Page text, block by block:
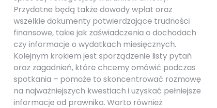
Przydatne będą także dowody wpłat oraz
wszelkie dokumenty potwierdzające trudności
finansowe, takie jak zaświadczenia o dochodach
czy informacje o wydatkach miesięcznych.
Kolejnym krokiem jest sporządzenie listy pytań
oraz zagadnień, które chcemy omówić podczas
spotkania – pomoże to skoncentrować rozmowę
na najważniejszych kwestiach i uzyskać pełniejsze
informacje od prawnika. Warto również